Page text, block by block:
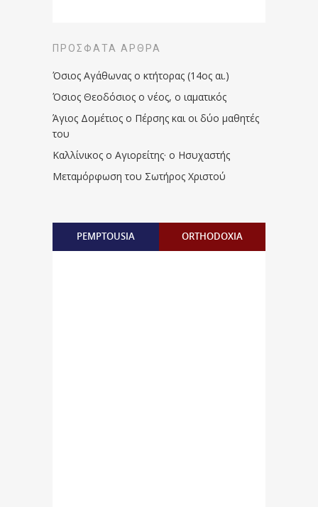
ΠΡΌΣΦΑΤΑ ΆΡΘΡΑ
Όσιος Αγάθωνας ο κτήτορας (14ος αι.)
Όσιος Θεοδόσιος ο νέος, ο ιαματικός
Άγιος Δομέτιος ο Πέρσης και οι δύο μαθητές
του
Καλλίνικος ο Αγιορείτης · ο Ησυχαστής
Μεταμόρφωση του Σωτήρος Χριστού
PEMPTOUSIA ORTHODOXIA